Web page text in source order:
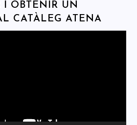
I OBTENIR UN
CATÀLEG ATENA